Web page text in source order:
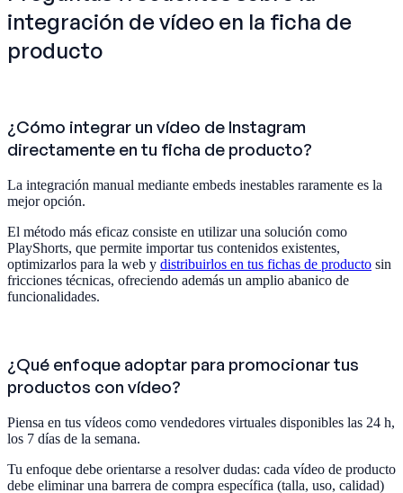
integración de vídeo en la ficha de
producto
¿Cómo integrar un vídeo de Instagram
directamente en tu ficha de producto?
La integración manual mediante embeds inestables raramente es la
mejor opción.
El método más eficaz consiste en utilizar una solución como
PlayShorts, que permite importar tus contenidos existentes,
optimizarlos para la web y distribuirlos en tus fichas de producto sin
fricciones técnicas, ofreciendo además un amplio abanico de
funcionalidades.
¿Qué enfoque adoptar para promocionar tus
productos con vídeo?
Piensa en tus vídeos como vendedores virtuales disponibles las 24 h,
los 7 días de la semana.
Tu enfoque debe orientarse a resolver dudas: cada vídeo de producto
debe eliminar una barrera de compra específica (talla, uso, calidad)